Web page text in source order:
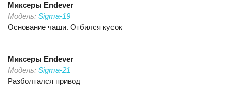
Миксеры Endever
Модель: Sigma-19
Основание чаши. Отбился кусок
Миксеры Endever
Модель: Sigma-21
Разболтался привод